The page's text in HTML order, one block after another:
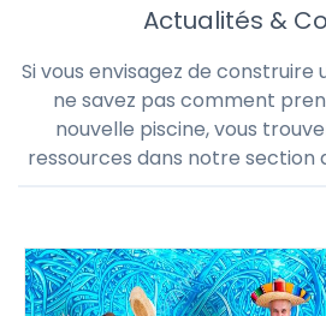
Actualités &
Si vous envisagez de construire
ne savez pas comment
nouvelle piscine, vous
ressources dans notre section